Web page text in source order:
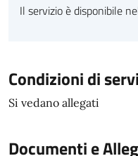
Il servizio è disponibile
Condizioni di
Si vedano allegati
Documenti e